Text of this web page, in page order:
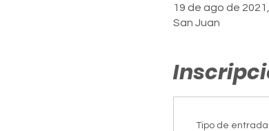
19 de ago de
San Juan
Tipo de entrada